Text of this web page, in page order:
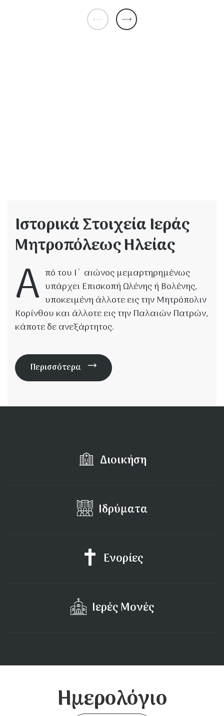
Ιστορικά Στοιχεία Ιεράς
Μητροπόλεως Ηλείας
Α πό του Ι` αιώνος μεμαρτηρημένως
υπάρχει Επισκοπή Ωλένης ή Βολένης,
υποκειμένη άλλοτε εις την Μητρόπολιν
Κορίνθου και άλλοτε εις την Παλαιών Πατρών,
κάποτε δε ανεξάρτητος.
Περισσότερα
Διοικήση
Ιδρύματα
Ενορίες
Ιερές Μονές
Ημερολόγιο